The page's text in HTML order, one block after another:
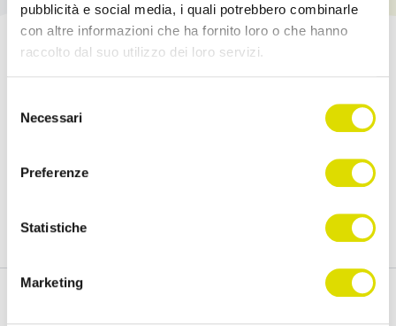
pubblicità e social media, i quali potrebbero combinarle
con altre informazioni che ha fornito loro o che hanno
raccolto dal suo utilizzo dei loro servizi.
all'informativa:
https://www.ordersender.com/cookie-
delNecessari
Preferenze
Statistiche
Marketing
Prova l'App Order Sender gratis, nella sua